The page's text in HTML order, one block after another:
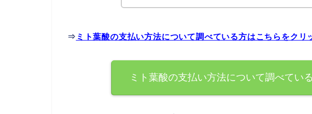
⇒ ミト葉酸の支払い方法について調べている方はこちらをクリ
ミト葉酸の支払い方法について調べてい